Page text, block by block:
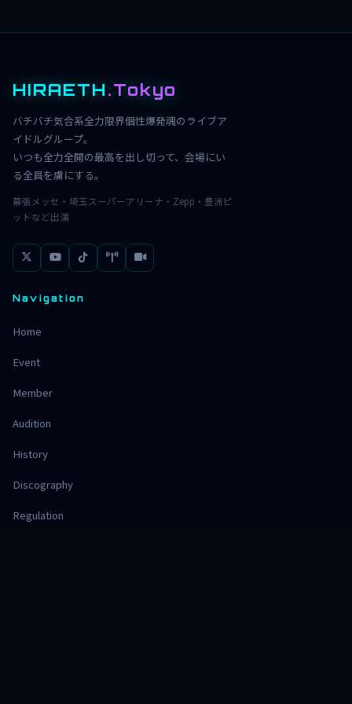
HIRAETH.Tokyo
バチバチ気合系全力限界個性爆発魂のライブア
イドルグループ。
いつも全力全開の最高を出し切って、会場にい
る全員を虜にする。
幕張メッセ・埼玉スーパーアリーナ・Zepp・豊洲ピ
ットなど出演
Navigation
Home
Event
Member
Audition
History
Discography
Regulation